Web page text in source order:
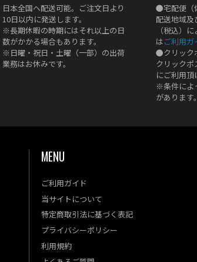
日本全国へ配送可能。ご注文日より
10日以内に発送します。
※長期休暇の時期にはそれ以上の日
数がかかる場合もあります。
※日曜・祝日・土曜（一部）の出荷
業務はお休みです。
●宅配便（
配送地域及
（税込）
はご利用ガ
●クリック
クリックポ
にご利用頂
※条件によ
があります。
MENU
ご利用ガイド
当サイトについて
特定商取引法に基づく表記
プライバシーポリシー
利用規約